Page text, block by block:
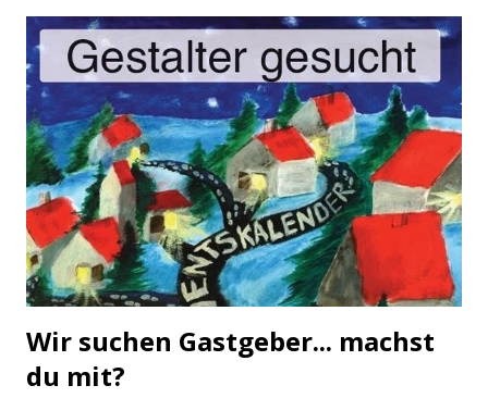
Wir suchen Gastgeber... machst
du mit?